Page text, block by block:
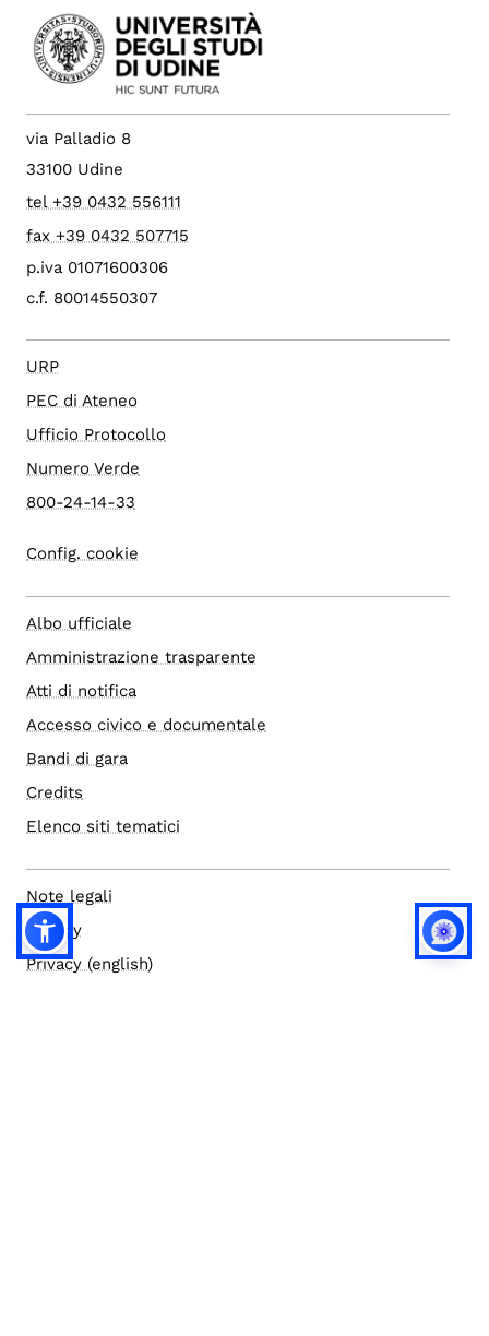
via Palladio 8
33100 Udine
tel +39 0432 556111
fax +39 0432 507715
p.iva 01071600306
c.f. 80014550307
URP
PEC di Ateneo
Ufficio Protocollo
Numero Verde
800-24-14-33
Config. cookie
Albo ufficiale
Amministrazione trasparente
Atti di notifica
Accesso civico e documentale
Bandi di gara
Credits
Elenco siti tematici
Note legali
Privacy
Privacy (english)